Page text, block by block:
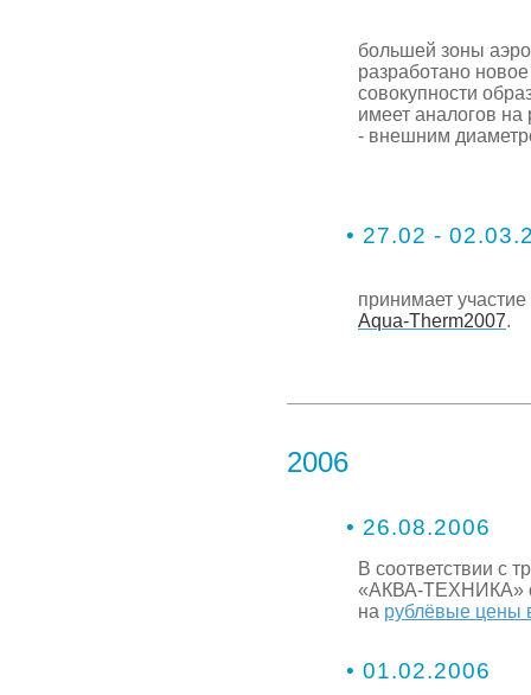
большей зоны
разработано
совокупности
имеет аналогов
- внешним
• 27.02 -
принимает
Aqua-Therm2007.
2006
• 26.08.2006
В соответствии с
«АКВА-ТЕХНИКА»
на рублёвые цены
• 01.02.2006